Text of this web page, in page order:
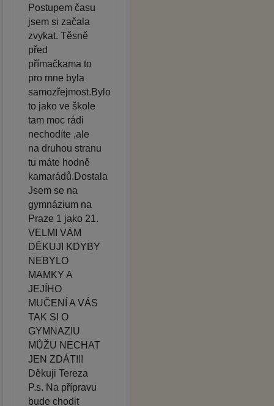
Postupem času
jsem si začala
zvykat. Těsně
před
přímačkama to
pro mne byla
samozřejmost.Bylo
to jako ve škole
tam moc rádi
nechodíte ,ale
na druhou stranu
tu máte hodně
kamarádů.Dostala
Jsem se na
gymnázium na
Praze 1 jako 21.
VELMI VÁM
DĚKUJI KDYBY
NEBYLO
MAMKY A
JEJÍHO
MUČENÍ A VÁS
TAK SI O
GYMNAZIU
MŮŽU NECHAT
JEN ZDÁT!!!
Děkuji Tereza
P.s. Na přípravu
bude chodit